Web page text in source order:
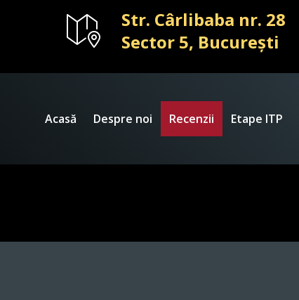
Str. Cârlibaba nr. 28
Sector 5, București
Acasă Despre noi Recenzii Etape ITP